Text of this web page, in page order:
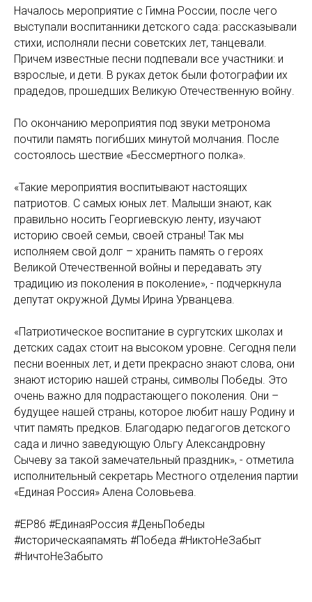
Началось мероприятие с Гимна России, после чего
выступали воспитанники детского сада: рассказывали
стихи, исполняли песни советских лет, танцевали.
Причем известные песни подпевали все участники: и
взрослые, и дети. В руках деток были фотографии их
прадедов, прошедших Великую Отечественную войну.
По окончанию мероприятия под звуки метронома
почтили память погибших минутой молчания. После
состоялось шествие «Бессмертного полка».
«Такие мероприятия воспитывают настоящих
патриотов. С самых юных лет. Малыши знают, как
правильно носить Георгиевскую ленту, изучают
историю своей семьи, своей страны! Так мы
исполняем свой долг – хранить память о героях
Великой Отечественной войны и передавать эту
традицию из поколения в поколение», - подчеркнула
депутат окружной Думы Ирина Урванцева.
«Патриотическое воспитание в сургутских школах и
детских садах стоит на высоком уровне. Сегодня пели
песни военных лет, и дети прекрасно знают слова, они
знают историю нашей страны, символы Победы. Это
очень важно для подрастающего поколения. Они –
будущее нашей страны, которое любит нашу Родину и
чтит память предков. Благодарю педагогов детского
сада и лично заведующую Ольгу Александровну
Сычеву за такой замечательный праздник», - отметила
исполнительный секретарь Местного отделения партии
«Единая Россия» Алена Соловьева.
#ЕР86 #ЕдинаяРоссия #ДеньПобеды
#историческаяпамять #Победа #НиктоНеЗабыт
#НичтоНеЗабыто